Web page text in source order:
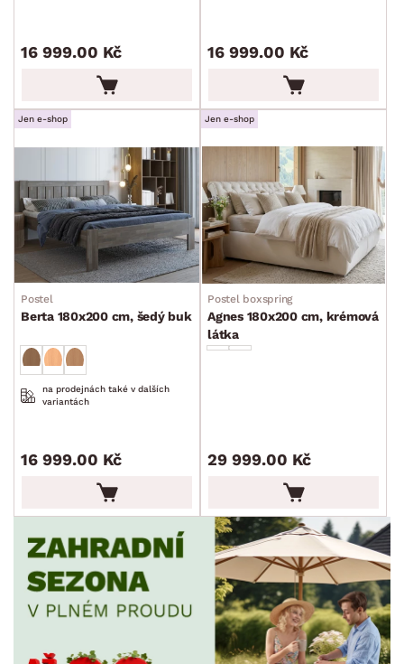
DEKOR
cm max.
min. cm max. cm
min. cm max. cm
min. cm
MATERIÁL
FUNKCE
POVRCHOVÁ ÚPRAVA
STYL
MÍSTNOST
ZNAČKA
SKLADOVOST
16 999.00 Kč 16 999.00 Kč
Jen e-shop
Postel
Berta 180x200 cm, šedý buk
na prodejnách také v dalších
variantách
16 999.00 Kč
Jen e-shop
Postel boxspring
Agnes 180x200 cm, krémová
látka
29 999.00 Kč